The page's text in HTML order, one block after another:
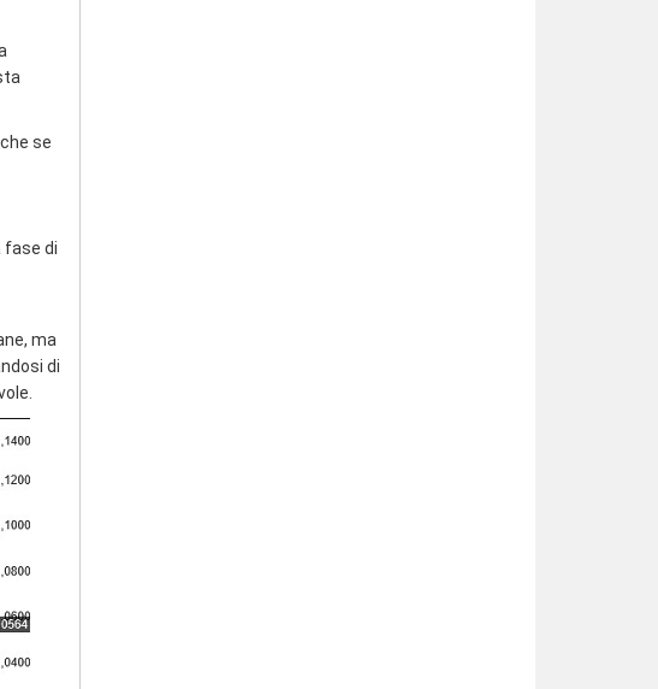
se
fase di
ma
di